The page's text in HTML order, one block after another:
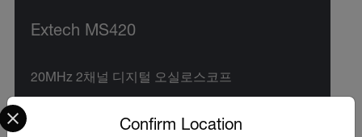
Extech MS420
20MHz 2채널 디지털 오실로스코프
Confirm Location
Select your preferred country and language from the